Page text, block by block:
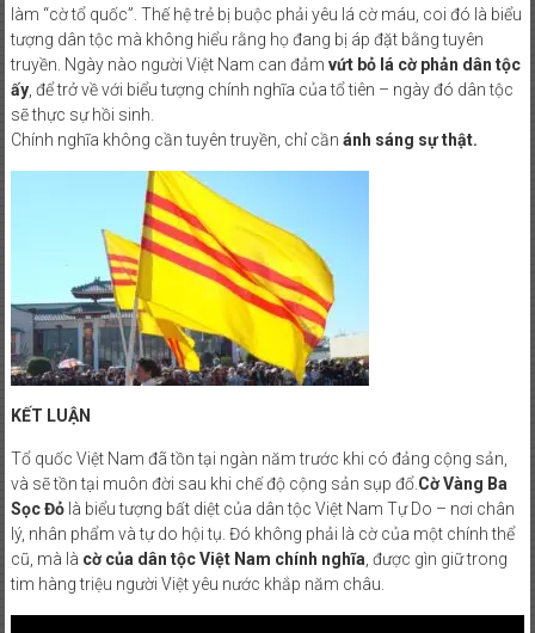
làm “cờ tổ quốc”. Thế hệ trẻ bị buộc phải yêu lá cờ máu, coi đó là biểu
tượng dân tộc mà không hiểu rằng họ đang bị áp đặt bằng tuyên
truyền. Ngày nào người Việt Nam can đảm vứt bỏ lá cờ phản dân tộc
ấy, để trở về với biểu tượng chính nghĩa của tổ tiên – ngày đó dân tộc
sẽ thực sự hồi sinh.
Chính nghĩa không cần tuyên truyền, chỉ cần ánh sáng sự thật.
KẾT LUẬN
Tổ quốc Việt Nam đã tồn tại ngàn năm trước khi có đảng cộng sản,
và sẽ tồn tại muôn đời sau khi chế độ cộng sản sụp đổ. Cờ Vàng Ba
Sọc Đỏlà biểu tượng bất diệt của dân tộc Việt Nam Tự Do – nơi chân
lý, nhân phẩm và tự do hội tụ. Đó không phải là cờ của một chính thể
cũ, mà là cờ của dân tộc Việt Nam chính nghĩa , được gìn giữ trong
tim hàng triệu người Việt yêu nước khắp năm châu.